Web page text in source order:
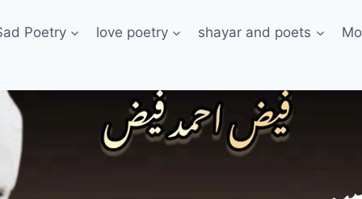
Poetry love poetry shayar and poets